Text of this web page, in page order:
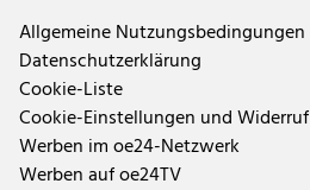
Allgemeine Nutzungsbedingungen
Datenschutzerklärung
Cookie-Liste
Cookie-Einstellungen und Widerruf
Werben im oe24-Netzwerk
Werben auf oe24TV